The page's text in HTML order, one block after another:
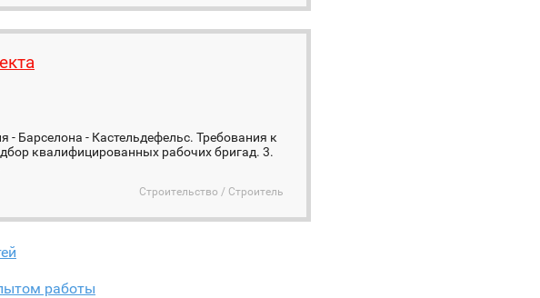
- Барселона - Кастельдефельс. Требования к
квалифицированных рабочих бригад. 3.
Строительство / Строитель
работы